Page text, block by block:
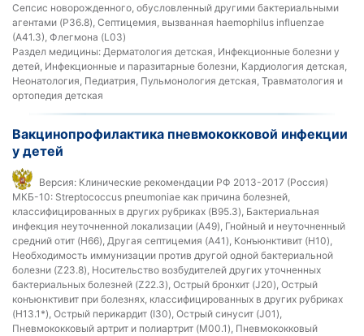
Сепсис новорожденного, обусловленный другими бактериальными
агентами (P36.8), Септицемия, вызванная haemophilus influenzae
(A41.3), Флегмона (L03)
Раздел медицины: Дерматология детская, Инфекционные болезни у
детей, Инфекционные и паразитарные болезни, Кардиология детская,
Неонатология, Педиатрия, Пульмонология детская, Травматология и
ортопедия детская
Вакцинопрофилактика пневмококковой инфекции
у детей
Версия: Клинические рекомендации РФ 2013-2017 (Россия)
МКБ-10: Streptococcus pneumoniae как причина болезней,
классифицированных в других рубриках (B95.3), Бактериальная
инфекция неуточненной локализации (A49), Гнойный и неуточненный
средний отит (H66), Другая септицемия (A41), Конъюнктивит (H10),
Необходимость иммунизации против другой одной бактериальной
болезни (Z23.8), Носительство возбудителей других уточненных
бактериальных болезней (Z22.3), Острый бронхит (J20), Острый
конъюнктивит при болезнях, классифицированных в других рубриках
(H13.1*), Острый перикардит (I30), Острый синусит (J01),
Пневмококковый артрит и полиартрит (M00.1), Пневмококковый